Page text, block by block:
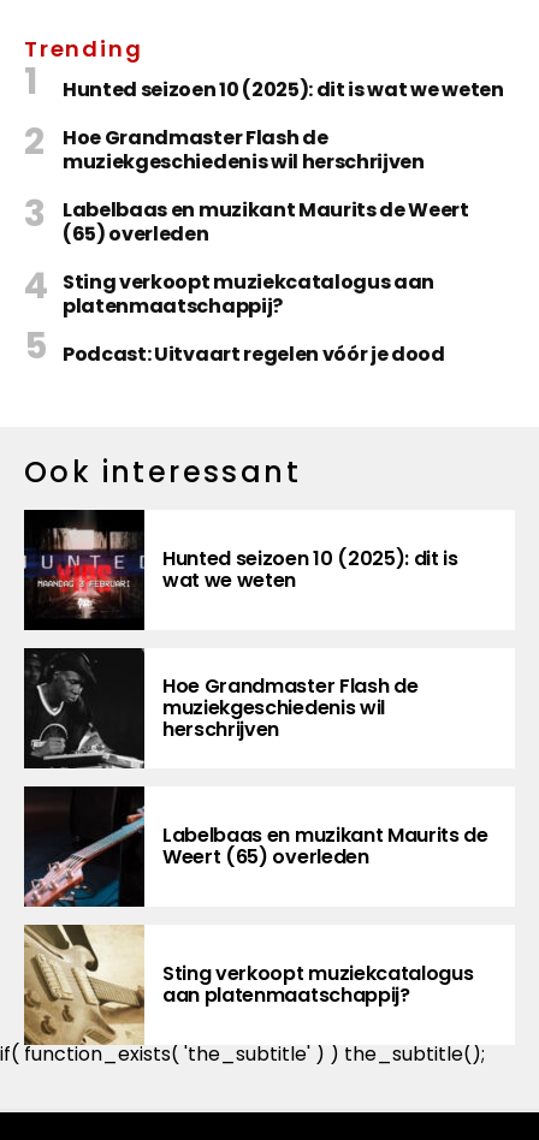
Trending
Hunted seizoen 10 (2025): dit is wat we weten
Hoe Grandmaster Flash de
muziekgeschiedenis wil herschrijven
Labelbaas en muzikant Maurits de Weert
(65) overleden
Sting verkoopt muziekcatalogus aan
platenmaatschappij?
Podcast: Uitvaart regelen vóór je dood
Ook interessant
Hunted seizoen 10 (2025): dit is
wat we weten
Hoe Grandmaster Flash de
muziekgeschiedenis wil
herschrijven
Labelbaas en muzikant Maurits de
Weert (65) overleden
Sting verkoopt muziekcatalogus
aan platenmaatschappij?
if( function_exists( 'the_subtitle' ) ) the_subtitle();